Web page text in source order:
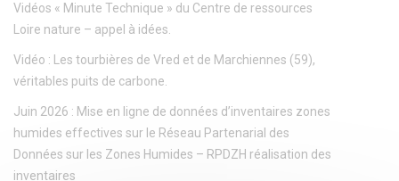
Vidéos « Minute Technique » du Centre de ressources
Loire nature – appel à idées.
Vidéo : Les tourbières de Vred et de Marchiennes (59),
véritables puits de carbone.
Juin 2026 : Mise en ligne de données d’inventaires zones
humides effectives sur le Réseau Partenarial des
Données sur les Zones Humides – RPDZH réalisation des
inventaires